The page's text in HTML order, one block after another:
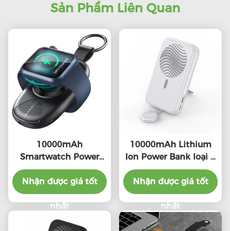
Sản Phẩm Liên Quan
10000mAh
Smartwatch Power
Bank nhẹ với 5V / 1A
đầu vào kết nối loại C
Nhận được giá tốt
nhất
10000mAh Lithium
Ion Power Bank loại C
với khả năng tương
thích toàn cầu
Nhận được giá tốt
nhất